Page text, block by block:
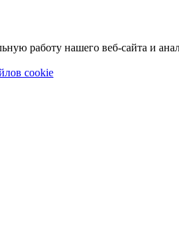
работу нашего веб-сайта и
cookie